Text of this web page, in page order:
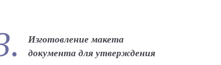
Изготовление макета
документа для утверждения